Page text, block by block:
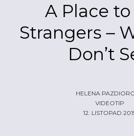
ECHOLOKÁTOR
ROZHOVORY
ŽIVĚ
EHP/NORSKÉ FONDY
A Place
Strangers –
Don’t
HELENA
VIDEOTIP
12. LISTOPAD